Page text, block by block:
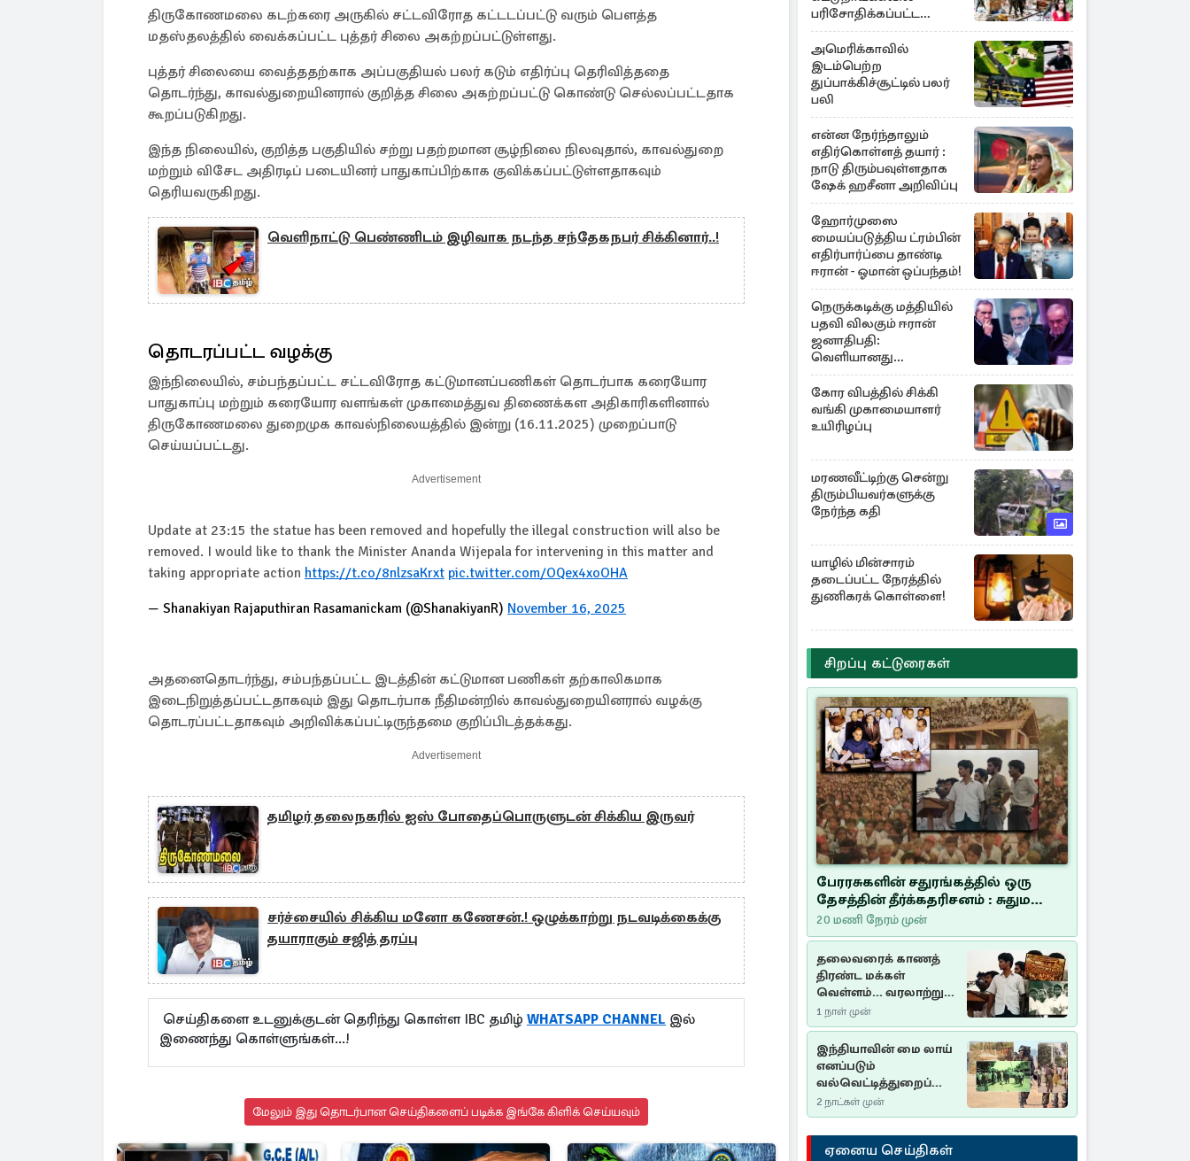
திருகோணமலை கடற்கரை அருகில் சட்டவிரோத கட்டடப்பட்டு வரும் பௌத்த
மதஸ்தலத்தில் வைக்கப்பட்ட புத்தர் சிலை அகற்றப்பட்டுள்ளது.
புத்தர் சிலையை வைத்ததற்காக அப்பகுதியல் பலர் கடும் எதிர்ப்பு தெரிவித்ததை
தொடர்ந்து, காவல்துறையினரால் குறித்த சிலை அகற்றப்பட்டு கொண்டு செல்லப்பட்டதாக
கூறப்படுகிறது.
இந்த நிலையில், குறித்த பகுதியில் சற்று பதற்றமான சூழ்நிலை நிலவுதால், காவல்துறை
மற்றும் விசேட அதிரடிப் படையினர் பாதுகாப்பிற்காக குவிக்கப்பட்டுள்ளதாகவும்
தெரியவருகிறது.
வெளிநாட்டு பெண்ணிடம் இழிவாக நடந்த சந்தேகநபர் சிக்கினார்..!
தொடரப்பட்ட வழக்கு
இந்நிலையில், சம்பந்தப்பட்ட சட்டவிரோத கட்டுமானப்பணிகள் தொடர்பாக கரையோர
பாதுகாப்பு மற்றும் கரையோர வளங்கள் முகாமைத்துவ திணைக்கள அதிகாரிகளினால்
திருகோணமலை துறைமுக காவல்நிலையத்தில் இன்று (16.11.2025) முறைப்பாடு
செய்யப்பட்டது.
Advertisement
Update at 23:15 the statue has been removed and hopefully the illegal construction will also be
removed. I would like to thank the Minister Ananda Wijepala for intervening in this matter and
taking appropriate action https://t.co/8nlzsaKrxt pic.twitter.com/OQex4xoOHA
— Shanakiyan Rajaputhiran Rasamanickam (@ShanakiyanR) November 16, 2025
அதனைதொடர்ந்து, சம்பந்தப்பட்ட இடத்தின் கட்டுமான பணிகள் தற்காலிகமாக
இடைநிறுத்தப்பட்டதாகவும் இது தொடர்பாக நீதிமன்றில் காவல்துறையினரால் வழக்கு
தொடரப்பட்டதாகவும் அறிவிக்கப்பட்டிருந்தமை குறிப்பிடத்தக்கது.
Advertisement
தமிழர் தலைநகரில் ஐஸ் போதைப்பொருளுடன் சிக்கிய இருவர்
சர்ச்சையில் சிக்கிய மனோ கணேசன்.! ஒழுக்காற்று நடவடிக்கைக்கு
தயாராகும் சஜித் தரப்பு
செய்திகளை உடனுக்குடன் தெரிந்து கொள்ள IBC தமிழ் WHATSAPP CHANNEL இல்
இணைந்து கொள்ளுங்கள்...!
மேலும் இது தொடர்பான செய்திகளைப் படிக்க இங்கே கிளிக் செய்யவும்
பரிசோதிக்கப்பட்ட
CCTVவில்
வெளிச்சத்துக்கு வந்த
தகவல்
அமெரிக்காவில்
இடம்பெற்ற
துப்பாக்கிச்சூட்டில் பலர்
பலி
என்ன நேர்ந்தாலும்
எதிர்கொள்ளத் தயார் :
நாடு திரும்பவுள்ளதாக
ஷேக் ஹசீனா அறிவிப்பு
ஹோர்முஸை
மையப்படுத்திய ட்ரம்பின்
எதிர்பார்ப்பை தாண்டி
ஈரான் - ஓமான் ஒப்பந்தம்!
நெருக்கடிக்கு மத்தியில்
பதவி விலகும் ஈரான்
ஜனாதிபதி:
வெளியானது
சர்ச்சையின் உண்மை
நிலை
கோர விபத்தில் சிக்கி
வங்கி முகாமையாளர்
உயிரிழப்பு
மரணவீட்டிற்கு சென்று
திரும்பியவர்களுக்கு
நேர்ந்த கதி
யாழில் மின்சாரம்
தடைப்பட்ட நேரத்தில்
துணிகரக் கொள்ளை!
சிறப்பு கட்டுரைகள்
பேரரசுகளின் சதுரங்கத்தில் ஒரு
தேசத்தின் தீர்க்கதரிசனம் : சுதுமலை
பிரகடனம் ஒரு வரலாற்றுப் பாடம்
20 மணி நேரம் முன்
தலைவரைக் காணத்
திரண்ட மக்கள்
வெள்ளம்... வரலாற்றுச்
சிறப்புமிக்க சுதுமலைப்
பிரகடனம்…
1 நாள் முன்
இந்தியாவின் மை லாய்
எனப்படும்
வல்வெட்டித்துறைப்
படுகொலை…
2 நாட்கள் முன்
ஏனைய செய்திகள்